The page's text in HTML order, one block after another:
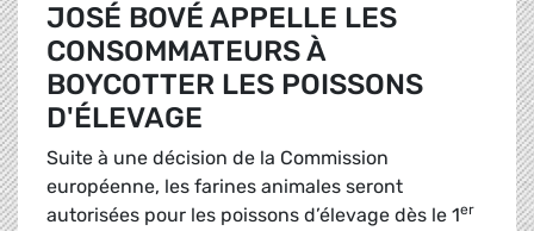
JOSÉ BOVÉ APPELLE LES
CONSOMMATEURS À
BOYCOTTER LES POISSONS
D'ÉLEVAGE
Suite à une décision de la Commission
européenne, les farines animales seront
autorisées pour les poissons d’élevage dès le 1er